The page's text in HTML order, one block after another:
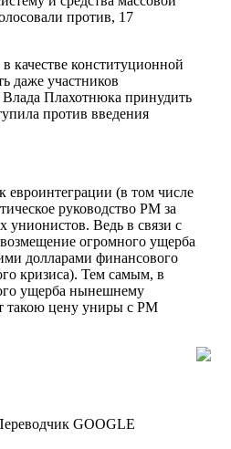
против, 17
качестве конституционной
даже участников
Плахотнюка принудить
против введения
евроинтеграции (в том числе
руководство РМ за
унионистов. Ведь в связи с
возмещение огромного ущерба
долларами финансового
кризиса). Тем самым, в
ущерба нынешнему
такою цену униры с РМ
GOOGLE